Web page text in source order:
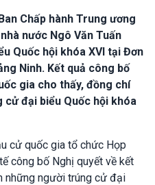
Chấp hành Trung ương
nước Ngô Văn Tuấn
Quốc hội khóa XVI tại Đơn
Ninh. Kết quả công bố
gia cho thấy, đồng chí
cử đại biểu Quốc hội khóa
cử quốc gia tổ chức Họp
công bố Nghị quyết về kết
những người trúng cử đại